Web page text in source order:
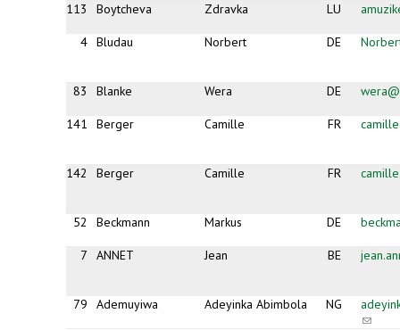
113 Boytcheva Zdravka LU
4 Bludau Norbert DE
83 Blanke Wera DE
141 Berger Camille FR
142 Berger Camille FR
52 Beckmann Markus DE
7 ANNET Jean BE
79 Ademuyiwa Adeyinka Abimbola NG
(link